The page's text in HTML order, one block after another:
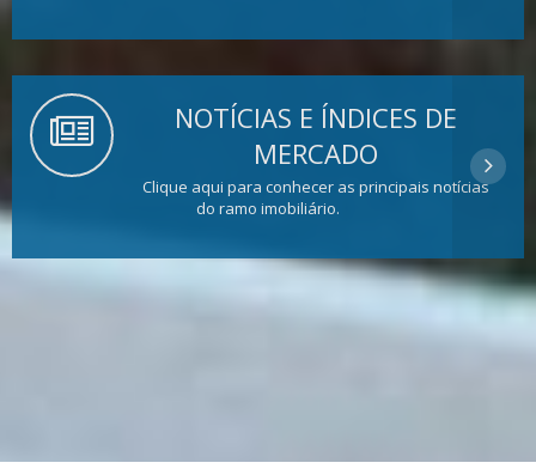
NOTÍCIAS E ÍNDICES DE
MERCADO
Clique aqui para conhecer as principais notícias
do ramo imobiliário.